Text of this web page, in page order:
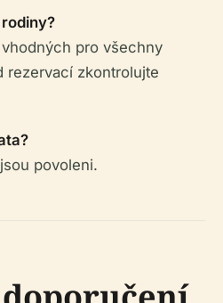
pro všechny
rezervací zkontrolujte
povoleni.